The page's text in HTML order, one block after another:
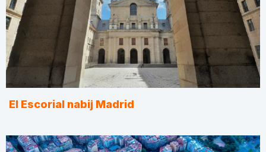
El Escorial nabij Madrid